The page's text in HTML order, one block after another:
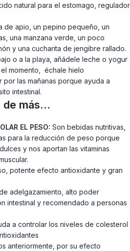
natural para el estomago, regulador
de apio, un pepino pequeño, un
una manzana verde, un poco
y una cucharita de jengibre rallado.
o a la playa, añádele leche o yogur
momento, échale hielo
las mañanas porque ayuda a
intestinal.
de más…
EL PESO: Son bebidas nutritivas,
para la reducción de peso porque
y nos aportan las vitaminas
potente efecto antioxidante y gran
adelgazamiento, alto poder
intestinal y recomendado a personas
a controlar los niveles de colesterol
anteriormente, por su efecto